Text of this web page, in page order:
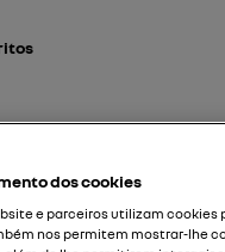
dos cookies
e parceiros utilizam cookies
nos permitem mostrar-lhe